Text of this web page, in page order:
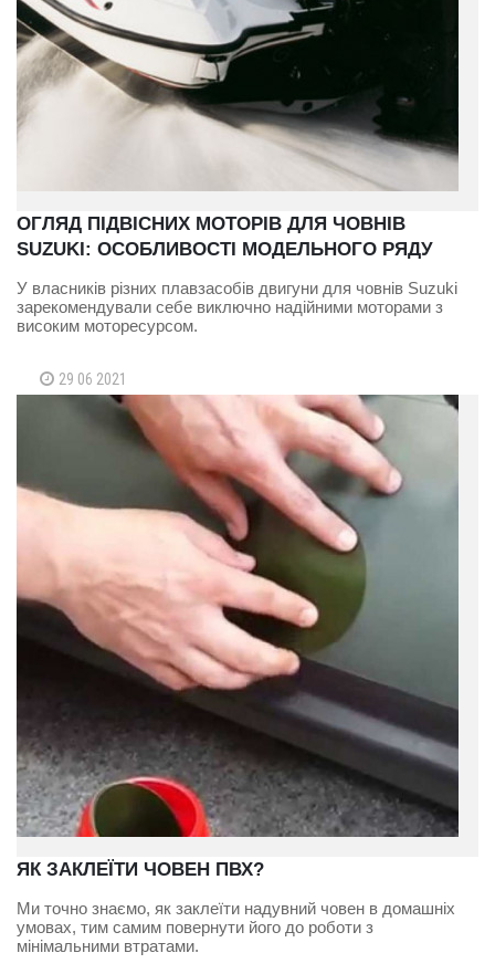
ОГЛЯД ПІДВІСНИХ МОТОРІВ ДЛЯ ЧОВНІВ
SUZUKI: ОСОБЛИВОСТІ МОДЕЛЬНОГО РЯДУ
У власників різних плавзасобів двигуни для човнів Suzuki
зарекомендували себе виключно надійними моторами з
високим моторесурсом.
29 06 2021
ЯК ЗАКЛЕЇТИ ЧОВЕН ПВХ?
Ми точно знаємо, як заклеїти надувний човен в домашніх
умовах, тим самим повернути його до роботи з
мінімальними втратами.